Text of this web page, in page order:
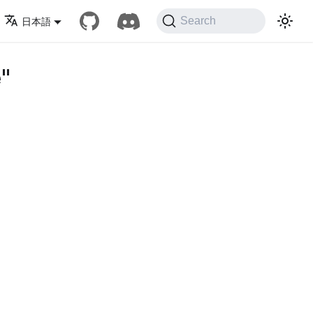
日本語 Search